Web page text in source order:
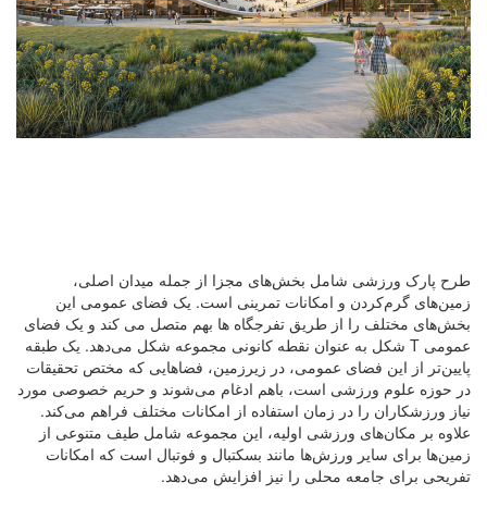
طرح پارک ورزشی شامل بخش‌های مجزا از جمله میدان اصلی،
زمین‌های گرم‌کردن و امکانات تمرینی است. یک فضای عمومی این
بخش‌های مختلف را از طریق تفرجگاه ها بهم متصل می کند و یک فضای
عمومی T شکل به عنوان نقطه کانونی مجموعه شکل می‌دهد. یک طبقه
پایین‌تر از این فضای عمومی، در زیرزمین، فضاهایی که مختص تحقیقات
در حوزه علوم ورزشی است، باهم ادغام می‌شوند و حریم خصوصی مورد
نیاز ورزشکاران را در زمان استفاده از امکانات مختلف فراهم می‌کند.
علاوه بر مکان‌های ورزشی اولیه، این مجموعه شامل طیف متنوعی از
زمین‌ها برای سایر ورزش‌ها مانند بسکتبال و فوتبال است که امکانات
تفریحی برای جامعه محلی را نیز افزایش می‌دهد.